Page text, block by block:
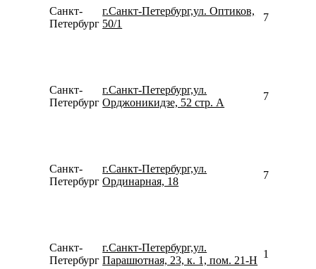
Санкт-
Петербург
г.Санкт-Петербург,ул. Оптиков,
50/1
Санкт-
Петербург
г.Санкт-Петербург,ул.
Орджоникидзе, 52 стр. А
Санкт-
Петербург
г.Санкт-Петербург,ул.
Ординарная, 18
Санкт-
Петербург
г.Санкт-Петербург,ул.
Парашютная, 23, к. 1, пом. 21-Н